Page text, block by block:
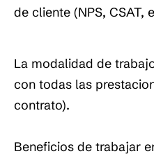
de cliente (NPS, CSAT,
La modalidad de
con todas las
contrato).
Beneficios de trabajar